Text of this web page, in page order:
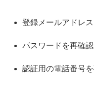
登録メールアドレ
パスワードを再確
認証用の電話番号